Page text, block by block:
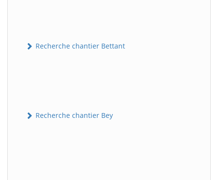
Recherche chantier Bettant
Recherche chantier Bey